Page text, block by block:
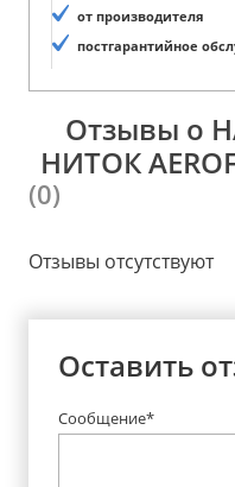
от производителя
постгарантийное
Отзывы о
НИТОК
(0)
Отзывы отсутствуют
Оставить
Сообщение*